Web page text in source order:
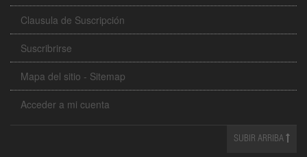
Clausula de Suscripción
Suscribrirse
Mapa del sitio - Sitemap
Acceder a mi cuenta
SUBIR ARRIBA